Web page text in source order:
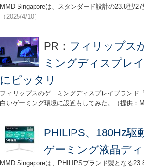
MMD Singaporeは、スタンダード設計の23.8型/
（2025/4/10）
PR： フィリップス
ミングディスプレ
にピッタリ
フィリップスのゲーミングディスプレイブランド
白いゲーミング環境に設置もしてみた。（提供：
PHILIPS、180Hz駆
ゲーミング液晶デ
MMD Singaporeは、PHILIPSブランド製となる